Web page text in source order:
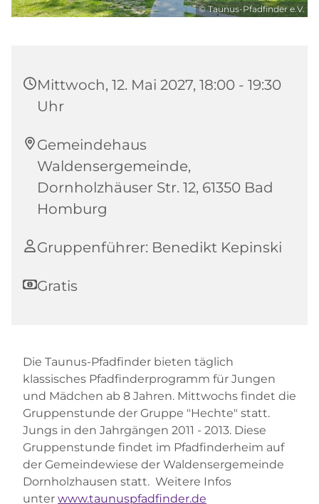
© Taunus-Pfadfinder e.V.
Mittwoch, 12. Mai 2027, 18:00 - 19:30
Uhr
Gemeindehaus
Waldensergemeinde,
Dornholzhäuser Str. 12, 61350 Bad
Homburg
Gruppenführer: Benedikt Kepinski
Gratis
Die Taunus-Pfadfinder bieten täglich
klassisches Pfadfinderprogramm für Jungen
und Mädchen ab 8 Jahren. Mittwochs findet die
Gruppenstunde der Gruppe "Hechte" statt.
Jungs in den Jahrgängen 2011 - 2013. Diese
Gruppenstunde findet im Pfadfinderheim auf
der Gemeindewiese der Waldensergemeinde
Dornholzhausen statt. Weitere Infos
unter www.taunuspfadfinder.de